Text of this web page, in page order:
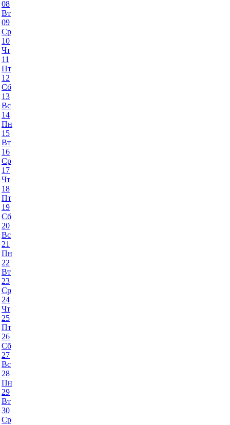
08
Вт
09
Ср
10
Чт
11
Пт
12
Сб
13
Вс
14
Пн
15
Вт
16
Ср
17
Чт
18
Пт
19
Сб
20
Вс
21
Пн
22
Вт
23
Ср
24
Чт
25
Пт
26
Сб
27
Вс
28
Пн
29
Вт
30
Ср